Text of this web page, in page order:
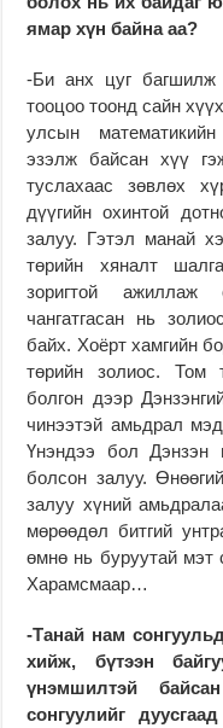
ямар хүн байна аа?
-Би анх цуг багшилж
тооцоо тоонд сайн
улсын
эзэлж байсан хүү
туслахаас зөвлөх
дүүгийн охинтой
залуу. Гэтэл манай
төрийн хяналт
зоригтой
чангатгасан нь
байх. Хоёрт хамгийн
төрийн золиос. Том
болгон дээр
чинээтэй амьдрал
Үнэндээ бол Дэнзэн
болсон залуу.
залуу хүний
мөрөөдөл битгий
өмнө нь буруутай мэт
Харамсмаар…
-Танай нам
хийж, бүтээн
үнэмшилтэй
сонгуулийг